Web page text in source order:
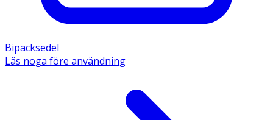
Bipacksedel
Läs noga före användning